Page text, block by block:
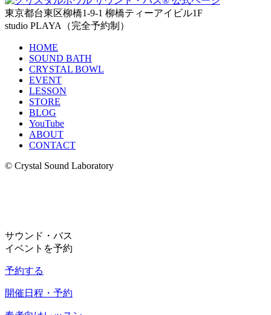
東京都台東区柳橋1-9-1 柳橋ティーアイビル1F
studio PLAYA（完全予約制）
HOME
SOUND BATH
CRYSTAL BOWL
EVENT
LESSON
STORE
BLOG
YouTube
ABOUT
CONTACT
© Crystal Sound Laboratory
サウンド・バス
イベントを予約
予約する
開催日程・予約